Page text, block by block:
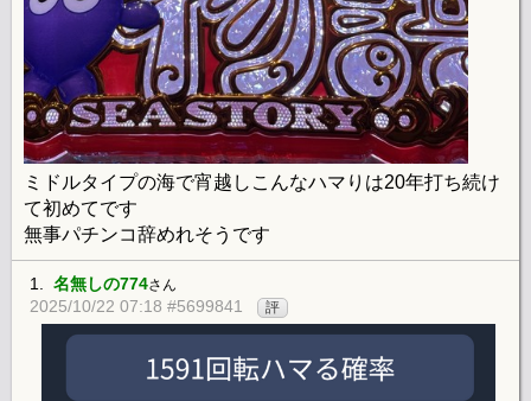
ミドルタイプの海で宵越しこんなハマりは20年打ち続け
て初めてです
無事パチンコ辞めれそうです
1. 名無しの774さん
2025/10/22 07:18 #5699841 評